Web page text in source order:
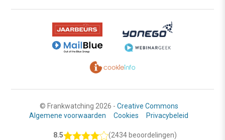
© Frankwatching 2026 - Creative Commons
Algemene voorwaarden
Cookies Privacybeleid
8.5 (2434 beoordelingen)